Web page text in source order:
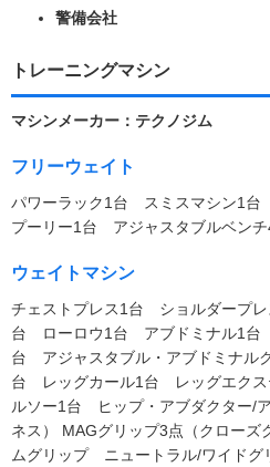
警備会社
トレーニングマシン
マシンメーカー：テクノジム
フリーウェイト
パワーラック1台 スミスマシン1台
プーリー1台 アジャスタブルベン
ウェイトマシン
チェストプレス1台 ショルダープ
台 ローロウ1台 アブドミナル1台
台 アジャスタブル・アブドミナル
台 レッグカール1台 レッグエク
ルソー1台 ヒップ・アブダクター/
ネス） MAGグリップ3点（クロー
ムグリップ ニュートラル/ワイドグ